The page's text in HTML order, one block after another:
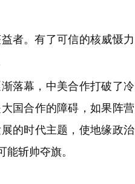
者。有了可信的核威慑力
落幕，中美合作打破了冷
国合作的障碍，如果阵营
的时代主题，使地缘政治
斩帅夺旗。